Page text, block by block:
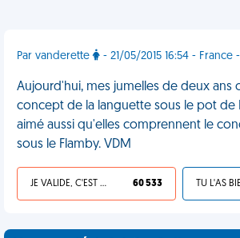
Par vanderette - 21/05/2015 16:54 - France
Aujourd'hui, mes jumelles de deux ans
concept de la languette sous le pot de
aimé aussi qu'elles comprennent le
sous le Flamby. VDM
JE VALIDE, C'EST UNE VDM 60 533